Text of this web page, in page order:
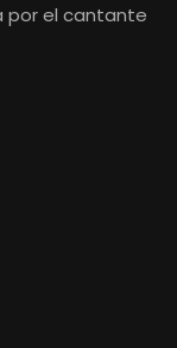
por el cantante